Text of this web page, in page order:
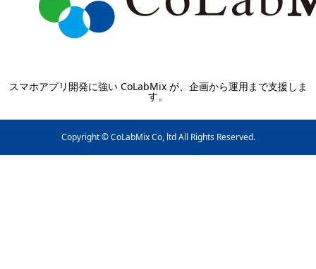
スマホアプリ開発に強い CoLabMix が、企画から運用まで支援しま
す。
Copyright © CoLabMix Co, ltd All Rights Reserved.